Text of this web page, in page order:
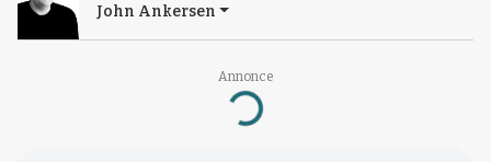
Annonce
Loading...
John Ankersen